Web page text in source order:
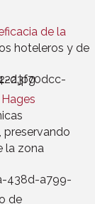
de la
hoteleros y de
preservando
la zona
de